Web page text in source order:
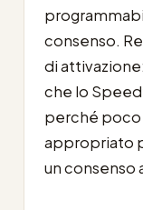
consenso.
di
che lo
perché poco
appropriato
un consenso